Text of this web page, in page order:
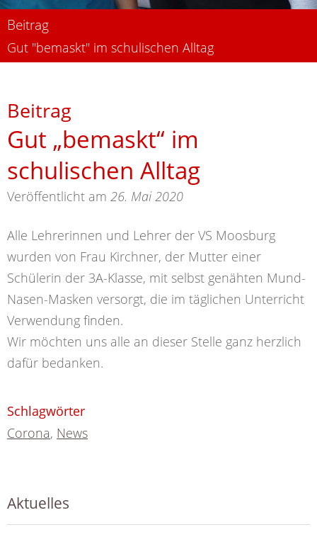
Beitrag
Gut "bemaskt" im schulischen Alltag
Beitrag
Gut „bemaskt“ im
schulischen Alltag
Veröffentlicht am 26. Mai 2020
Alle Lehrerinnen und Lehrer der VS Moosburg
wurden von Frau Kirchner, der Mutter einer
Schülerin der 3A-Klasse, mit selbst genähten Mund-
Nasen-Masken versorgt, die im täglichen Unterricht
Verwendung finden.
Wir möchten uns alle an dieser Stelle ganz herzlich
dafür bedanken.
Schlagwörter
Corona, News
Aktuelles